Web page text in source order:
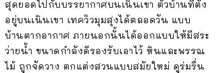
สุดยอดไปกับบรรยากาศบนเนินเขา ตัวบ้านที่ตั้ง
อยู่บนเนินเขา เทควิวมุมสุงได้ตลอดวัน แบบ
บ้านตากอากาศ ภายนอกนั้นได้ออกแบบให้มีสระ
ว่ายน้ำ ขนาดกำลังดีรองรับเอาไว้ หินและพรรณ
ไม้ ถูกจัดวาง ตกแต่งสวนแบบสมัยใหม่ ดูร่มรื่น